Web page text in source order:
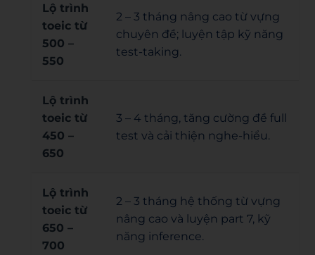
Lộ trình
toeic từ
500 –
550
2 – 3 tháng nâng cao từ vựng
chuyên đề; luyện tập kỹ năng
test-taking.
Lộ trình
toeic từ
450 –
650
3 – 4 tháng, tăng cường đề full
test và cải thiện nghe-hiểu.
Lộ trình
toeic từ
650 –
700
2 – 3 tháng hệ thống từ vựng
nâng cao và luyện part 7, kỹ
năng inference.